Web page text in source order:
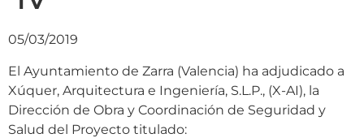
05/03/2019
El Ayuntamiento de Zarra (Valencia) ha adjudicado a
Xúquer, Arquitectura e Ingeniería, S.L.P., (X-AI), la
Dirección de Obra y Coordinación de Seguridad y
Salud del Proyecto titulado: